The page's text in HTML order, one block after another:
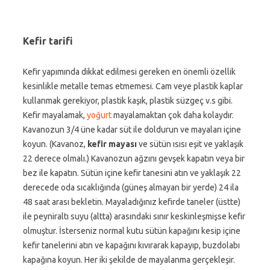
Kefir tarifi
Kefir yapımında dikkat edilmesi gereken en önemli özellik
kesinlikle metalle temas etmemesi. Cam veye plastik kaplar
kullanmak gerekiyor, plastik kaşık, plastik süzgeç v.s gibi.
Kefir mayalamak, yoğurtmayalamaktan çok daha kolaydır.
Kavanozun 3/4 üne kadar süt ile doldurun ve mayaları içine
koyun. (Kavanoz, kefir mayasıve sütün ısısı eşit ve yaklaşık
22 derece olmalı.) Kavanozun ağzını gevşek kapatın veya bir
bez ile kapatın. Sütün içine kefir tanesini atın ve yaklaşık 22
derecede oda sıcaklığında (güneş almayan bir yerde) 24 ila
48 saat arası bekletin. Mayaladığınız kefirde taneler (üstte)
ile peyniraltı suyu (altta) arasındaki sınır keskinleşmişse kefir
olmuştur. İsterseniz normal kutu sütün kapağını kesip içine
kefir tanelerini atın ve kapağını kıvırarak kapayıp, buzdolabı
kapağına koyun. Her iki şekilde de mayalanma gerçekleşir.